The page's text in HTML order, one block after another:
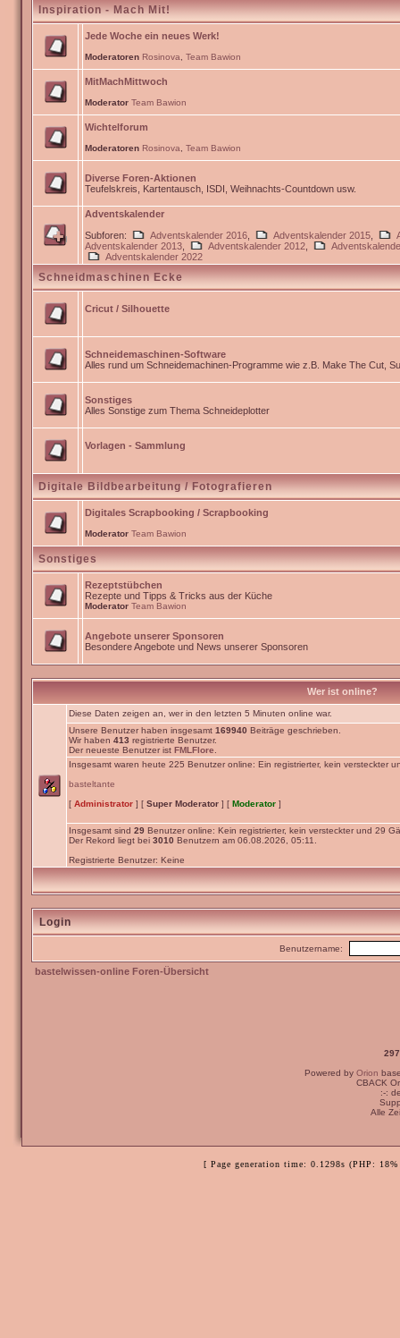
Inspiration - Mach Mit!
Jede Woche ein neues Werk!
Moderatoren Rosinova Team Bawion
MitMachMittwoch
Moderator Team Bawion
Wichtelforum
Moderatoren Rosinova Team Bawion
Diverse Foren-Aktionen
Teufelskreis, Kartentausch, ISDI, Weihnachts-Countdown usw.
Adventskalender
Subforen:
Adventskalender 2016 Adventskalender 2015
Adventskalender 2013
Adventskalender 2012
Adventskalender 2022
Schneidmaschinen Ecke
Cricut / Silhouette
Schneidemaschinen-Software
Alles rund um Schneidemachinen-Programme wie z.B. Make The Cut,
Sonstiges
Alles Sonstige zum Thema Schneideplotter
Vorlagen - Sammlung
Digitale Bildbearbeitung / Fotografieren
Digitales Scrapbooking / Scrapbooking
Moderator Team Bawion
Sonstiges
Rezeptstübchen
Rezepte und Tipps & Tricks aus der Küche
Moderator Team Bawion
Angebote unserer Sponsoren
Besondere Angebote und News unserer Sponsoren
Wer ist online?
Diese Daten zeigen an, wer in den letzten 5 Minuten online war.
Unsere Benutzer haben insgesamt 169940 Beiträge geschrieben.
Wir haben 413 registrierte Benutzer.
Der neueste Benutzer ist FMLFlore
Insgesamt waren heute 225 Benutzer online: Ein registrierter, kein versteckter
basteltante
[ Administrator ] [ Super Moderator ] [ Moderator ]
Insgesamt sind 29 Benutzer online: Kein registrierter, kein versteckter und 29
Der Rekord liegt bei 3010 Benutzern am 06.08.2026, 05:11.
Registrierte Benutzer: Keine
Login
Benutzername:
bastelwissen-online Foren-Übersicht
Powered by Orion
CBACK
:-:
Alle
[ Page generation time: 0.1298s (PHP: